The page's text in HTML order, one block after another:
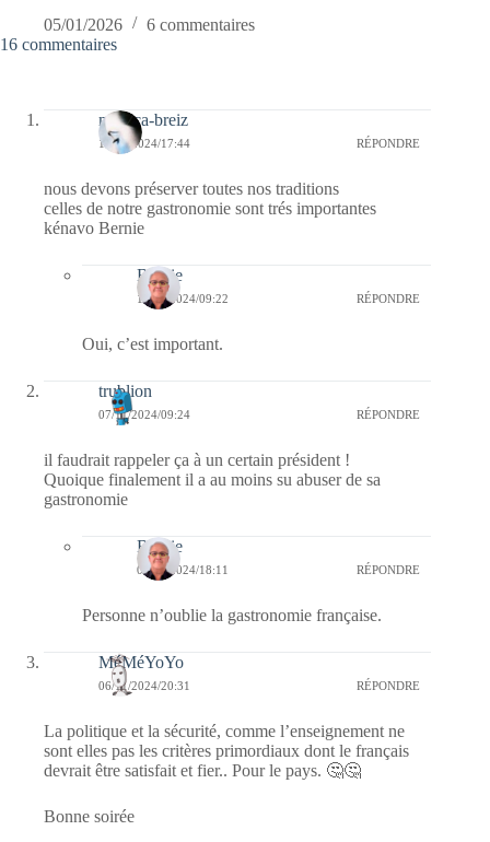
05/01/2026
6 commentaires
16 commentaires
monica-breiz
11/11/2024/17:44 RÉPONDRE
nous devons préserver toutes nos traditions
celles de notre gastronomie sont trés importantes
kénavo Bernie
Bernie
12/11/2024/09:22 RÉPONDRE
Oui, c’est important.
trublion
07/11/2024/09:24 RÉPONDRE
il faudrait rappeler ça à un certain président !
Quoique finalement il a au moins su abuser de sa
gastronomie
Bernie
07/11/2024/18:11 RÉPONDRE
Personne n’oublie la gastronomie française.
MéMéYoYo
06/11/2024/20:31 RÉPONDRE
La politique et la sécurité, comme l’enseignement ne
sont elles pas les critères primordiaux dont le français
devrait être satisfait et fier.. Pour le pays. 🤔🤔
Bonne soirée